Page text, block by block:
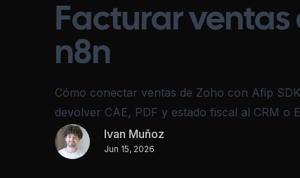
Facturar ventas
n8n
Cómo conectar ventas de Zoho con Afip
devolver CAE, PDF y estado fiscal al CRM o
Ivan Muñoz
Jun 15, 2026